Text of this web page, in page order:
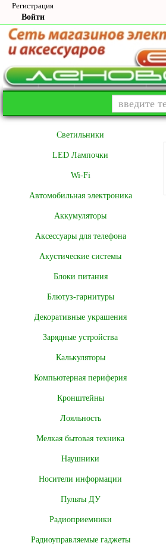
Регистрация
Войти
Cветильники
LED Лампочки
Wi-Fi
Автомобильная электроника
Аккумуляторы
Аксессуары для телефона
Акустические системы
Блоки питания
Блютуз-гарнитуры
Декоративные украшения
Зарядные устройства
Калькуляторы
Компьютерная периферия
Кронштейны
Лояльность
Мелкая бытовая техника
Наушники
Носители информации
Пульты ДУ
Радиоприемники
Радиоуправляемые гаджеты